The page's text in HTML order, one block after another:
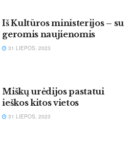
Iš Kultūros ministerijos – su
geromis naujienomis
31 LIEPOS, 2023
Miškų urėdijos pastatui
ieškos kitos vietos
31 LIEPOS, 2023